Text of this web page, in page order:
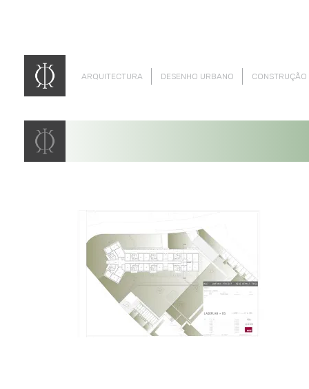
ARQUITECTURA DESENHO URBANO CONSTRUÇÃO